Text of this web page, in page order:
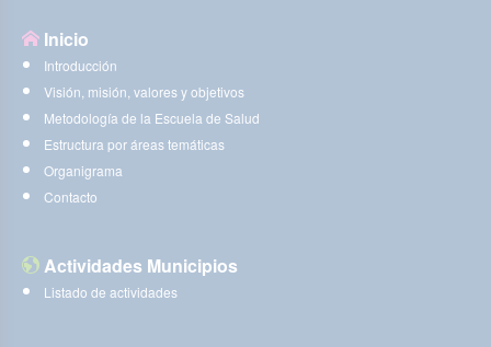
Inicio
Introducción
Visión, misión, valores y objetivos
Metodología de la Escuela de Salud
Estructura por áreas temáticas
Organigrama
Contacto
Actividades Municipios
Listado de actividades